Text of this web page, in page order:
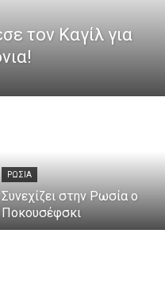
τον Καγίλ για
ΡΩΣΙΑ
Συνεχίζει στην Ρωσία ο
Ποκουσέφσκι